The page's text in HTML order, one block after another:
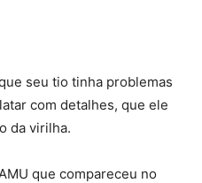
seu tio tinha problemas
com detalhes, que ele
da virilha.
que compareceu no